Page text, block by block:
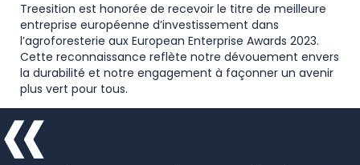
Treesition est honorée de recevoir le titre de meilleure
entreprise européenne d’investissement dans
l’agroforesterie aux European Enterprise Awards 2023.
Cette reconnaissance reflète notre dévouement envers
la durabilité et notre engagement à façonner un avenir
plus vert pour tous.